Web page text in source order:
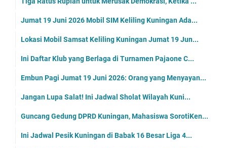
Jumat 19 Juni 2026 Mobil SIM Keliling Kuningan Ada...
Lokasi Mobil Samsat Keliling Kuningan Jumat 19 Jun...
Ini Daftar Klub yang Berlaga di Turnamen Pajaone C...
Embun Pagi Jumat 19 Juni 2026: Orang yang Menyayan...
Jangan Lupa Salat! Ini Jadwal Sholat Wilayah Kuni...
Guncang Gedung DPRD Kuningan, Mahasiswa SorotiKen...
Ini Jadwal Pesik Kuningan di Babak 16 Besar Liga 4...